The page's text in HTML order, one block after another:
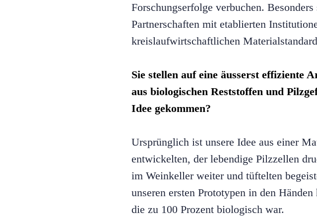
Forschungserfolge verbuchen.
Partnerschaften mit etablierten
kreislaufwirtschaftlichen
Sie stellen auf eine äusserst effiziente
aus biologischen Reststoffen und
Idee gekommen?
Ursprünglich ist unsere Idee aus einer
entwickelten, der lebendige Pilzzellen
im Weinkeller weiter und tüftelten
unseren ersten Prototypen in den
die zu 100 Prozent biologisch war.